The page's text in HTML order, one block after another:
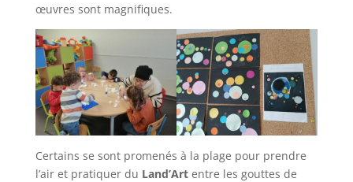
œuvres sont magnifiques.
Certains se sont promenés à la plage pour prendre
l’air et pratiquer du Land’Artentre les gouttes de